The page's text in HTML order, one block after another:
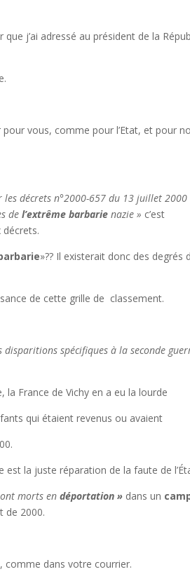
j’ai adressé au président de la
vous, comme pour l’Etat, et pour
les décrets n°2000-657 du 13 juillet 2000
de l’extrême barbarie nazie » c’est
»?? Il existerait donc des degrés
de cette grille de classement.
disparitions spécifiques àla seconde
France de Vichy en a eu la lourde
qui étaient revenus ou avaient
la juste réparation de la faute de
morts en déportation» dans un
de 2000.
comme dans votre courrier.